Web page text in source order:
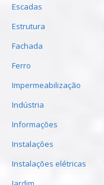
Escadas
Estrutura
Fachada
Ferro
Impermeabilização
Indústria
Informações
Instalações
Instalações elétricas